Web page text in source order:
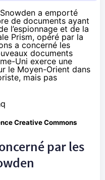
a emporté
de documents ayant
l’espionnage et de la
Prism, opéré par la
a concerné les
documents
Uni exerce une
le Moyen-Orient dans
mais pas
Creative Commons
par les